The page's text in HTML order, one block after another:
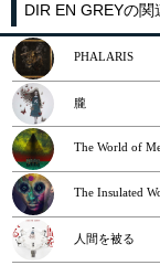
DIR EN GREYの関
PHALARIS
朧
The World of
The Insulated
人間を被る